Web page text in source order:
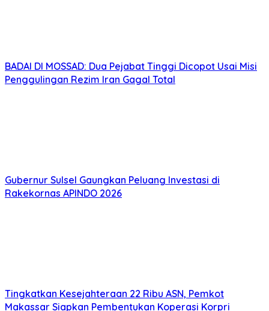
BADAI DI MOSSAD: Dua Pejabat Tinggi Dicopot Usai Misi
Penggulingan Rezim Iran Gagal Total
Gubernur Sulsel Gaungkan Peluang Investasi di
Rakekornas APINDO 2026
Tingkatkan Kesejahteraan 22 Ribu ASN, Pemkot
Makassar Siapkan Pembentukan Koperasi Korpri